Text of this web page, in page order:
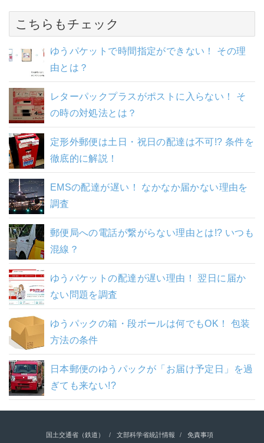
こちらもチェック
ゆうパケットで時間指定ができない！ その理
由とは？
レターパックプラスがポストに入らない！ そ
の時の対処法とは？
定形外郵便は土日・祝日の配達は不可!? 条件を
徹底的に解説！
EMSの配達が遅い！ なかなか届かない理由を
調査
郵便局への電話が繋がらない理由とは!? いつも
混線？
ゆうパケットの配達が遅い理由！ 翌日に届か
ない問題を調査
ゆうパックの箱・段ボールは何でもOK！ 包装
方法の条件
日本郵便のゆうパックが「お届け予定日」を過
ぎても来ない!?
国土交通省（鉄道） 文部科学省統計情報 免責事項